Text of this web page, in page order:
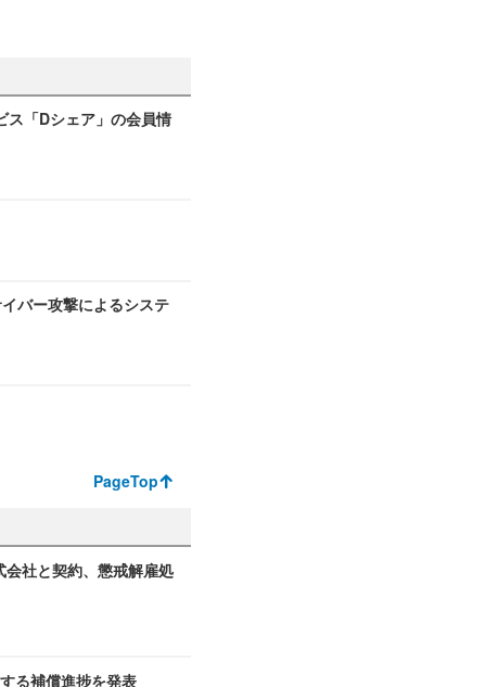
ス「Dシェア」の会員情
バー攻撃によるシステ
PageTop
会社と契約、懲戒解雇処
る補償進捗を発表